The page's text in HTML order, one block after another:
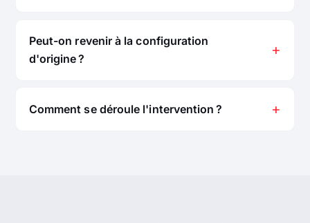
Peut-on revenir à la configuration
d'origine ?
Comment se déroule l'intervention ?